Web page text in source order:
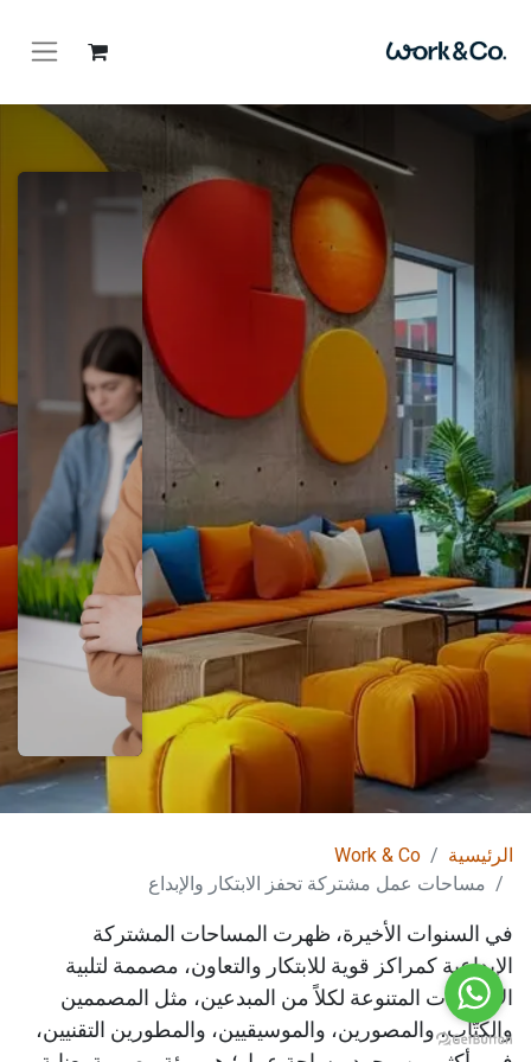
Read Next
المهارات الريادية
الأساسية لتطوير
الرئيسية
Work & Co
مساحات عمل مشتركة تحفز الابتكار والإبداع
في السنوات الأخيرة، ظهرت المساحات المشتركة
الإبداعية كمراكز قوية للابتكار والتعاون، مصممة لتلبية
الاحتياجات المتنوعة لكلاً من المبدعين، مثل المصممين
والكتّاب، والمصورين، والموسيقيين، والمطورين التقنيين،